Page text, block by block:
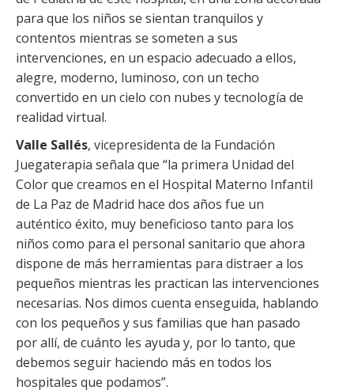
para que los niños se sientan tranquilos y
contentos mientras se someten a sus
intervenciones, en un espacio adecuado a ellos,
alegre, moderno, luminoso, con un techo
convertido en un cielo con nubes y tecnología de
realidad virtual.
Valle Sallés, vicepresidenta de la Fundación
Juegaterapia señala que “la primera Unidad del
Color que creamos en el Hospital Materno Infantil
de La Paz de Madrid hace dos años fue un
auténtico éxito, muy beneficioso tanto para los
niños como para el personal sanitario que ahora
dispone de más herramientas para distraer a los
pequeños mientras les practican las intervenciones
necesarias. Nos dimos cuenta enseguida, hablando
con los pequeños y sus familias que han pasado
por allí, de cuánto les ayuda y, por lo tanto, que
debemos seguir haciendo más en todos los
hospitales que podamos”.